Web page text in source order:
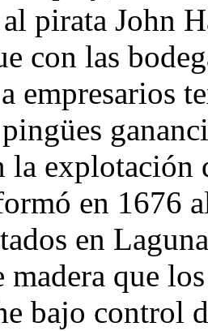
pirata John
con las
empresarios
la explotación
en 1676
en
madera que
bajo control